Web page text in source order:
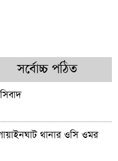
সর্বোচ্চ পঠিত
থানার ওসি ওমর